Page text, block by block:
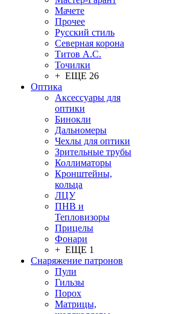
Мачете
Прочее
Русский стиль
Северная корона
Титов А.С.
Точилки
+ ЕЩЕ 26
Оптика
Аксессуары для
оптики
Бинокли
Дальномеры
Чехлы для оптики
Зрительные трубы
Коллиматоры
Кронштейны,
кольца
ЛЦУ
ПНВ и
Тепловизоры
Прицелы
Фонари
+ ЕЩЕ 1
Снаряжение патронов
Пули
Гильзы
Порох
Матрицы,